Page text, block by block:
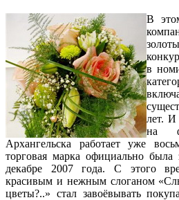
В
в
лет.
на
Архангельска работает уже
торговая марка официально была
декабре 2007 года. С этого
красивым и нежным слоганом
цветы?..» стал завоёвывать